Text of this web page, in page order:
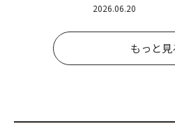
2026.06.20
もっと見